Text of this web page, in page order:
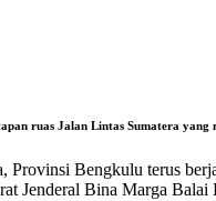
ruas Jalan Lintas Sumatera
Bengkulu terus
Bina Marga